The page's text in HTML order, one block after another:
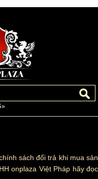
»
sách đổi trả khi mua sản
onplaza Việt Pháp hãy đọc